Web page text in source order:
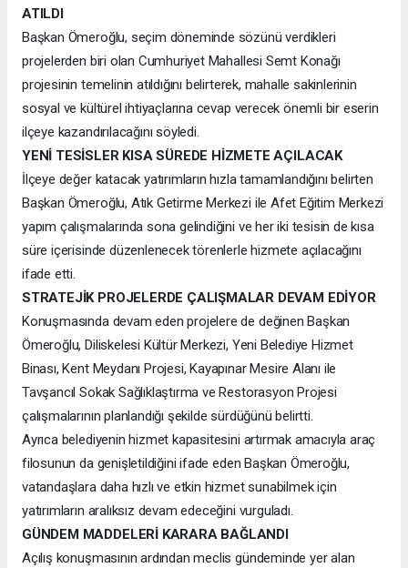
ATILDI
Başkan Ömeroğlu, seçim döneminde sözünü verdikleri
projelerden biri olan Cumhuriyet Mahallesi Semt Konağı
projesinin temelinin atıldığını belirterek, mahalle sakinlerinin
sosyal ve kültürel ihtiyaçlarına cevap verecek önemli bir eserin
ilçeye kazandırılacağını söyledi.
YENİ TESİSLER KISA SÜREDE HİZMETE AÇILACAK
İlçeye değer katacak yatırımların hızla tamamlandığını belirten
Başkan Ömeroğlu, Atık Getirme Merkezi ile Afet Eğitim Merkezi
yapım çalışmalarında sona gelindiğini ve her iki tesisin de kısa
süre içerisinde düzenlenecek törenlerle hizmete açılacağını
ifade etti.
STRATEJİK PROJELERDE ÇALIŞMALAR DEVAM EDİYOR
Konuşmasında devam eden projelere de değinen Başkan
Ömeroğlu, Diliskelesi Kültür Merkezi, Yeni Belediye Hizmet
Binası, Kent Meydanı Projesi, Kayapınar Mesire Alanı ile
Tavşancıl Sokak Sağlıklaştırma ve Restorasyon Projesi
çalışmalarının planlandığı şekilde sürdüğünü belirtti.
Ayrıca belediyenin hizmet kapasitesini artırmak amacıyla araç
filosunun da genişletildiğini ifade eden Başkan Ömeroğlu,
vatandaşlara daha hızlı ve etkin hizmet sunabilmek için
yatırımların aralıksız devam edeceğini vurguladı.
GÜNDEM MADDELERİ KARARA BAĞLANDI
Açılış konuşmasının ardından meclis gündeminde yer alan